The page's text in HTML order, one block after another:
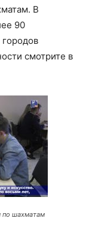
В
90
смотрите в
по шахматам